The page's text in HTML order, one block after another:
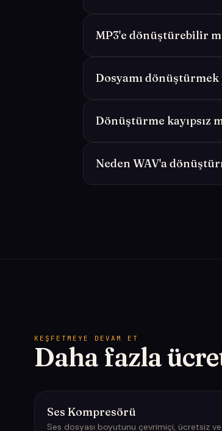
MP3'e dönüştürebilir
Dosyamı
Dönüştürme kayıpsız
Neden WAV'a
KEŞFETMEYE DEVAM ET
Daha fazla
Ses Kompresörü
Ses dosyası boyutunu çevrimiçi, ücretsiz